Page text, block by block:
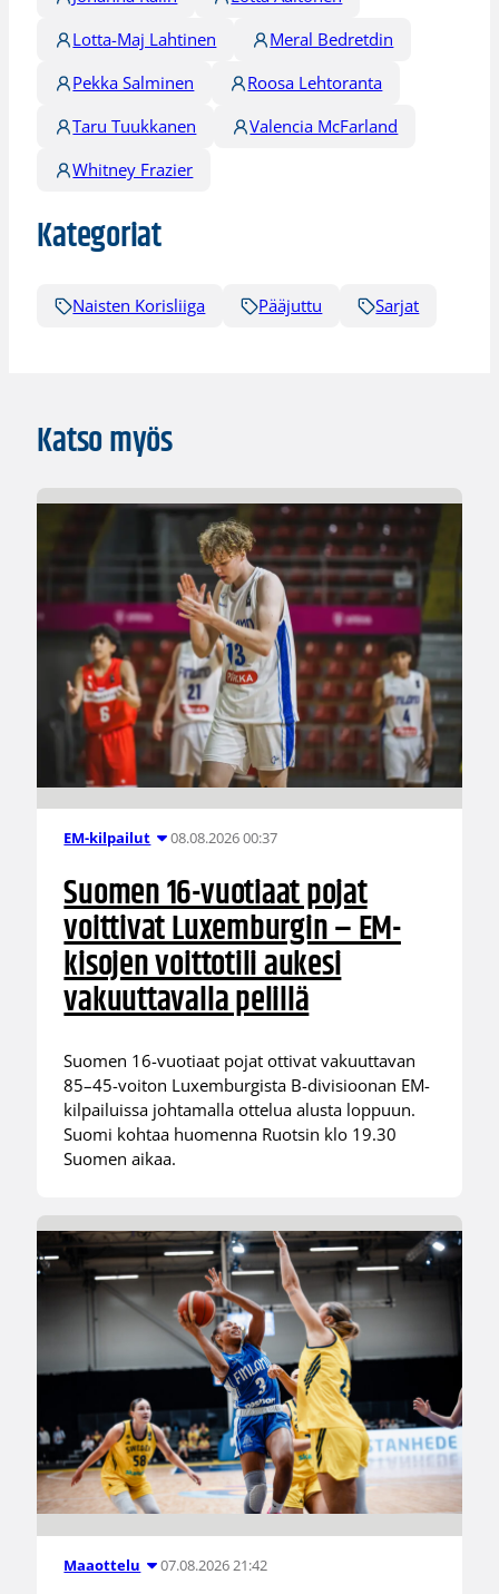
Lotta-Maj Lahtinen
Meral Bedretdin
Pekka Salminen
Roosa Lehtoranta
Taru Tuukkanen
Valencia McFarland
Whitney Frazier
Kategoriat
Naisten Korisliiga Pääjuttu Sarjat
Katso myös
EM-kilpailut 08.08.2026 00:37
Suomen 16-vuotiaat pojat
voittivat Luxemburgin – EM-
kisojen voittotili aukesi
vakuuttavalla pelillä
Suomen 16-vuotiaat pojat ottivat vakuuttavan
85–45-voiton Luxemburgista B-divisioonan EM-
kilpailuissa johtamalla ottelua alusta loppuun.
Suomi kohtaa huomenna Ruotsin klo 19.30
Suomen aikaa.
Maaottelu 07.08.2026 21:42